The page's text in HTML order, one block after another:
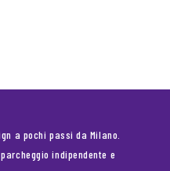
a pochi passi da Milano.
indipendente e